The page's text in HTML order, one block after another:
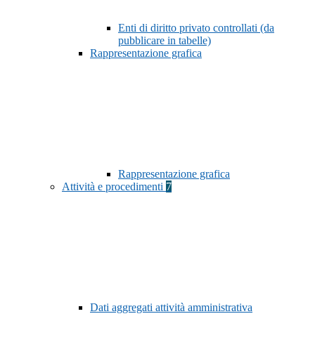
Enti di diritto privato controllati (da
pubblicare in tabelle)
Rappresentazione grafica
Rappresentazione grafica
Attività e procedimenti 7
Dati aggregati attività amministrativa